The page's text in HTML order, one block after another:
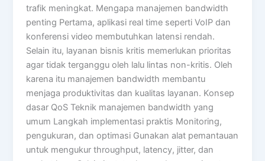
trafik meningkat. Mengapa manajemen bandwidth
penting Pertama, aplikasi real time seperti VoIP dan
konferensi video membutuhkan latensi rendah.
Selain itu, layanan bisnis kritis memerlukan prioritas
agar tidak terganggu oleh lalu lintas non-kritis. Oleh
karena itu manajemen bandwidth membantu
menjaga produktivitas dan kualitas layanan. Konsep
dasar QoS Teknik manajemen bandwidth yang
umum Langkah implementasi praktis Monitoring,
pengukuran, dan optimasi Gunakan alat pemantauan
untuk mengukur throughput, latency, jitter, dan